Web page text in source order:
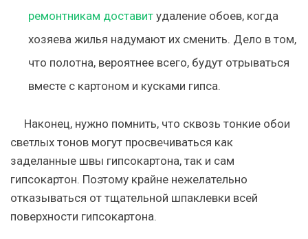
ремонтникам доставитудаление обоев, когда
хозяева жилья надумают их сменить. Дело в том,
что полотна, вероятнее всего, будут отрываться
вместе с картоном и кусками гипса.
Наконец, нужно помнить, что сквозь тонкие обои
светлых тонов могут просвечиваться как
заделанные швы гипсокартона, так и сам
гипсокартон. Поэтому крайне нежелательно
отказываться от тщательной шпаклевки всей
поверхности гипсокартона.